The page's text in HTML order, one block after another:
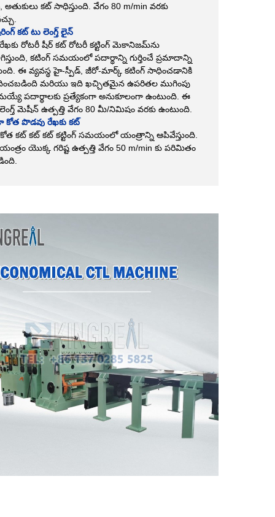
అతుకులు కట్ సాధిస్తుంది. వేగం 80 m/min వరకు
కట్ టు లెంగ్త్ లైన్
రోటరీ షీర్ కట్ రోటరీ కట్టింగ్ మెకానిజమ్‌ను
కటింగ్ సమయంలో పదార్థాన్ని గుర్తించే ప్రమాదాన్ని
ఈ వ్యవస్థ హై-స్పీడ్, జీరో-మార్క్ కటింగ్ సాధించడానికి
మరియు ఇది ఖచ్చితమైన ఉపరితల ముగింపు
పదార్థాలకు ప్రత్యేకంగా అనుకూలంగా ఉంటుంది. ఈ
మెషీన్ ఉత్పత్తి వేగం 80 మీ/నిమిషం వరకు ఉంటుంది.
కోత పొడవు రేఖకు కట్
కోత కట్ కట్ కట్ కట్టింగ్ సమయంలో యంత్రాన్ని ఆపివేస్తుంది.
యొక్క గరిష్ట ఉత్పత్తి వేగం 50 m/min కు పరిమితం